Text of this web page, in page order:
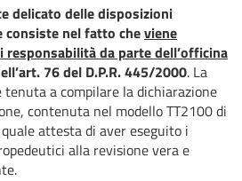
delicato delle disposizioni
consiste nel fatto cheviene
responsabilità da parte dell’officina
76 del D.P.R. 445/2000. La
a compilare la dichiarazione
contenuta nel modello TT2100 di
attesta di aver eseguito i
alla revisione vera e